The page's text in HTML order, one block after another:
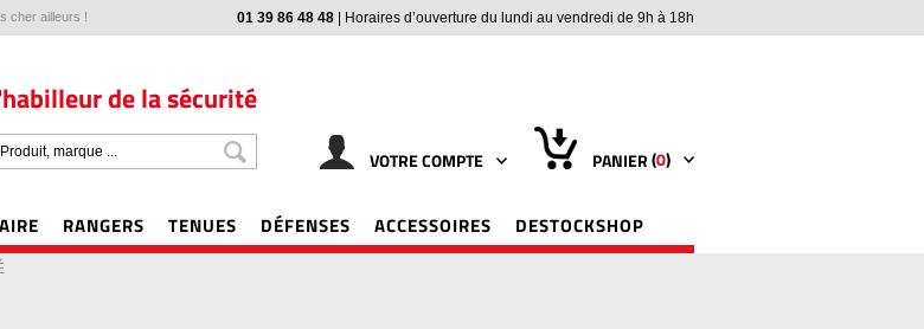
cher ailleurs ! 01 39 86 48 48 Horaires d’ouverture du lundi au vendredi de 9h à 18h
de la sécurité
VOTRE COMPTE PANIER(0)
RANGERS TENUES DÉFENSES ACCESSOIRES DESTOCKSHOP